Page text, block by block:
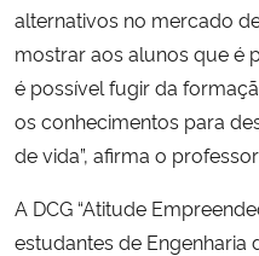
alternativos no mercado
mostrar aos alunos que é
é possível fugir da
os conhecimentos para
de vida”, afirma o
A DCG “Atitude
estudantes de